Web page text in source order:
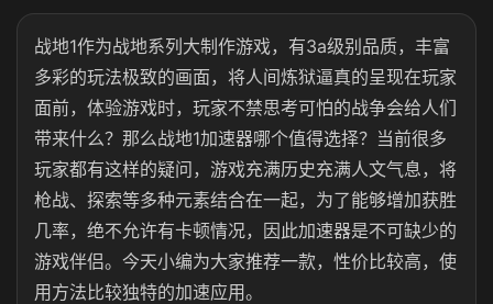
战地1作为战地系列大制作游戏，有3a级别品质，丰富
多彩的玩法极致的画面，将人间炼狱逼真的呈现在玩家
面前，体验游戏时，玩家不禁思考可怕的战争会给人们
带来什么？那么战地1加速器哪个值得选择？当前很多
玩家都有这样的疑问，游戏充满历史充满人文气息，将
枪战、探索等多种元素结合在一起，为了能够增加获胜
几率，绝不允许有卡顿情况，因此加速器是不可缺少的
游戏伴侣。今天小编为大家推荐一款，性价比较高，使
用方法比较独特的加速应用。